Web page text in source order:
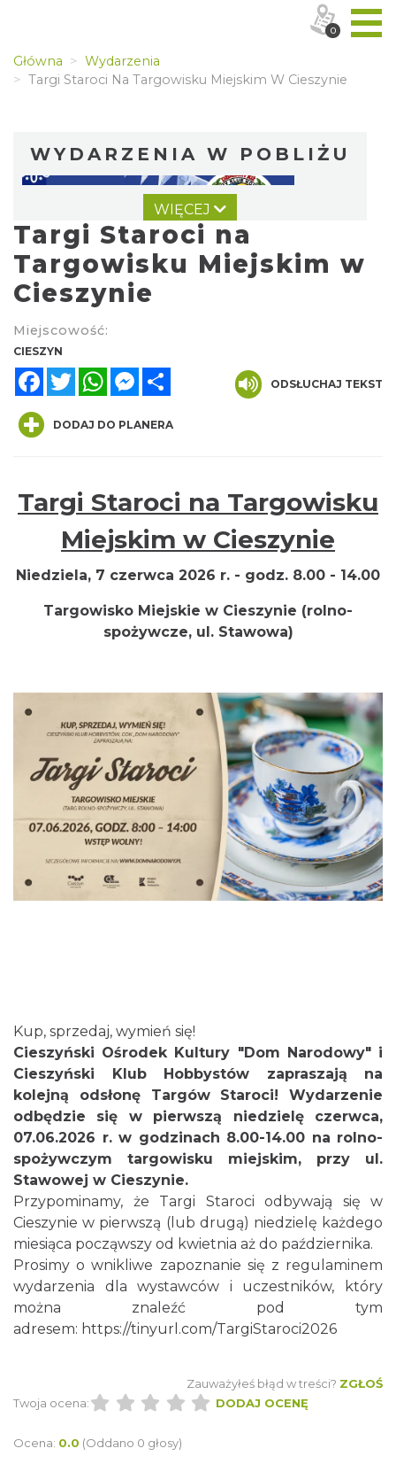
Główna
Wydarzenia
Targi Staroci Na Targowisku Miejskim W Cieszynie
WYDARZENIA W POBLIŻU
60-lecie Turystycznego Klubu Kolarskiego
Cieszyn
0.55 km
INTERPRETACJE "Miesiofoto" - wernisaż
wystawy zdjęć miesiąca Cieszyńskiego
Towarzystwa Fotograficznego
2026-08-07
0.55 km
Cieszyn
2026-08-14
0.59 km
Cieszyn
2026-08-28
0.59 km
Cieszyn
WIĘCEJ
Targi Staroci na
Targowisku Miejskim w
Cieszynie
Miejscowość:
CIESZYN
FacebookTwitterWhatsAppMessenger
ODSŁUCHAJ TEKST
DODAJ DO PLANERA
Targi Staroci na Targowisku
Miejskim w Cieszynie
Niedziela, 7 czerwca 2026 r. - godz. 8.00 - 14.00
Targowisko Miejskie w Cieszynie (rolno-
spożywcze, ul. Stawowa)
Kup, sprzedaj, wymień się!
Cieszyński Ośrodek Kultury "Dom Narodowy" i
Cieszyński Klub Hobbystów zapraszają na
kolejną odsłonę Targów Staroci! Wydarzenie
odbędzie się w pierwszą niedzielę czerwca,
07.06.2026 r. w godzinach 8.00-14.00 na rolno-
spożywczym targowisku miejskim, przy ul.
Stawowej w Cieszynie.
Przypominamy, że Targi Staroci odbywają się w
Cieszynie w pierwszą (lub drugą) niedzielę każdego
miesiąca począwszy od kwietnia aż do października.
Prosimy o wnikliwe zapoznanie się z regulaminem
wydarzenia dla wystawców i uczestników, który
można znaleźć pod tym
adresem: https://tinyurl.com/TargiStaroci2026
Zauważyłeś błąd w treści? ZGŁOŚ
Twoja ocena:
DODAJ OCENĘ
Ocena: 0.0 (Oddano 0 głosy)
0